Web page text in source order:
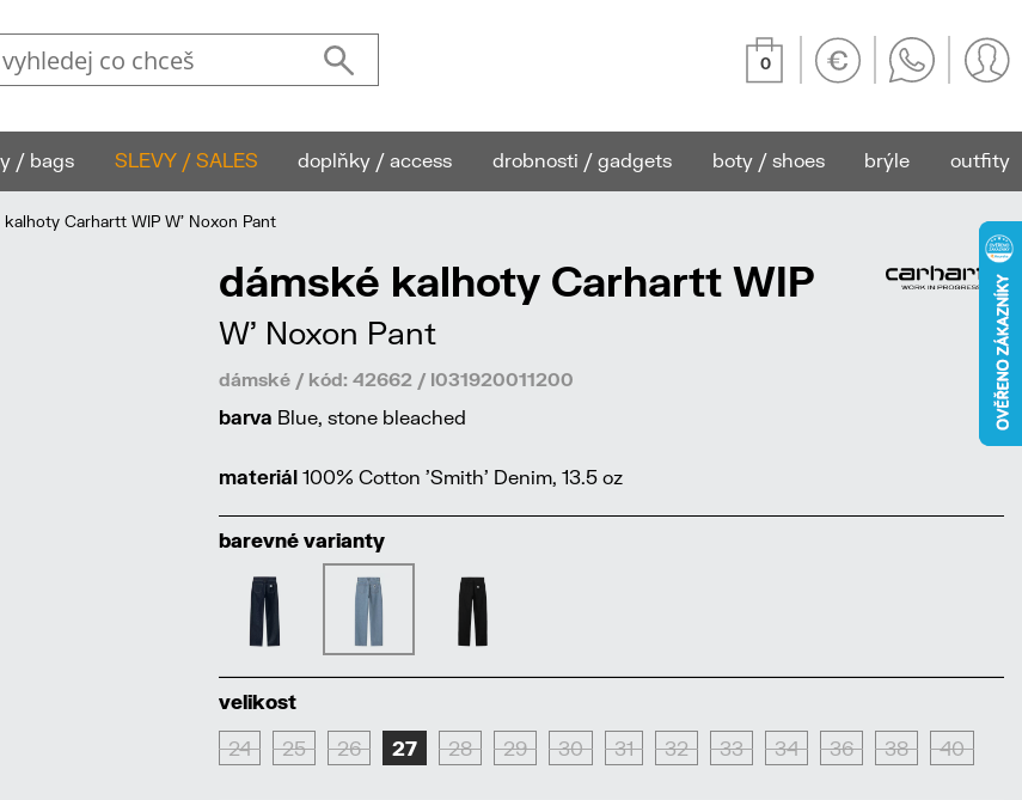
0
/ bags SLEVY / SALES doplňky / access drobnosti / gadgets boty / shoes brýle outfity
Carhartt WIP W' Noxon Pant
dámské kalhoty Carhartt WIP
W' Noxon Pant
dámské / kód: 42662 / I031920011200
barva Blue, stone bleached
materiál 100% Cotton 'Smith' Denim, 13.5 oz
barevné varianty
velikost
24 25 26 27 28 29 30 31 32 33 34 36 38 40